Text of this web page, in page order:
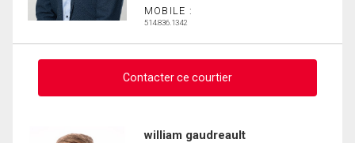
MOBILE :
514.836.1342
Contacter ce courtier
Demander des infos sur cette inscription
william gaudreault